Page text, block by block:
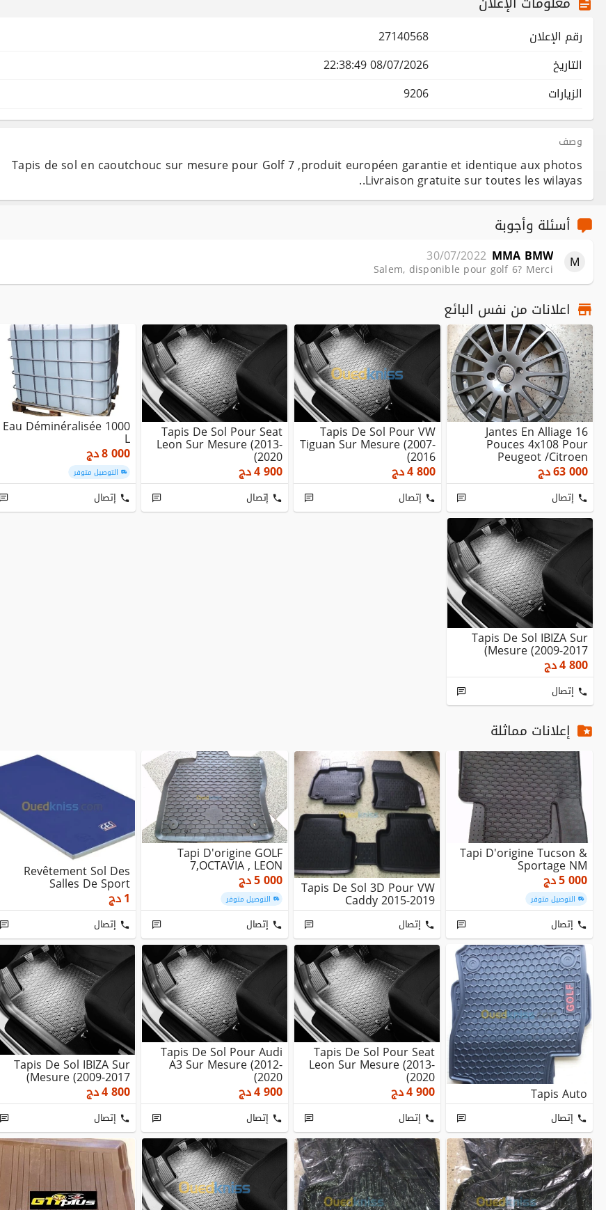
رقم الإعلان
27140568
التاريخ
08/07/2026 22:38:49
الزيارات
9206
وصف
Tapis de sol en caoutchouc sur mesure pour Golf 7 ,produit européen garantie et identique aux photos
.Livraison gratuite sur toutes les wilayas.
أسئلة وأجوبة
M
MMA BMW
30/07/2022
Salem, disponible pour golf 6? Merci
اعلانات من نفس البائع
Jantes En Alliage 16
Pouces 4x108 Pour
Peugeot /Citroen
63 000دج
إتصال
Tapis De Sol Pour VW
Tiguan Sur Mesure (2007-
2016)
4 800دج
إتصال
Tapis De Sol Pour Seat
Leon Sur Mesure (2013-
2020)
4 900دج
إتصال
Eau Déminéralisée 1000
L
8 000دج
التوصيل متوفر
إتصال
Tapis De Sol IBIZA Sur
Mesure (2009-2017)
4 800دج
إتصال
إعلانات مماثلة
Tapi D'origine Tucson &
Sportage NM
5 000دج
التوصيل متوفر
إتصال
Tapis De Sol 3D Pour VW
Caddy 2015-2019
إتصال
Tapi D'origine GOLF
7,OCTAVIA , LEON
5 000دج
التوصيل متوفر
إتصال
Revêtement Sol Des
Salles De Sport
1دج
إتصال
Tapis Auto
إتصال
Tapis De Sol Pour Seat
Leon Sur Mesure (2013-
2020)
4 900دج
إتصال
Tapis De Sol Pour Audi
A3 Sur Mesure (2012-
2020)
4 900دج
إتصال
Tapis De Sol IBIZA Sur
Mesure (2009-2017)
4 800دج
إتصال